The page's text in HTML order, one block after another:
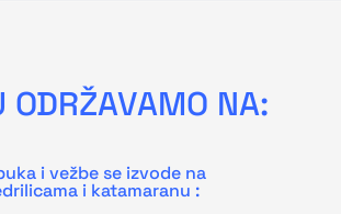
ODRŽAVAMO NA:
i vežbe se izvode na
i katamaranu :